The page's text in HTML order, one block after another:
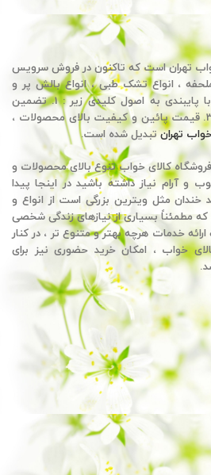
تهران است که تاکنون در فروش سرویس
، انواع تشک طبی ، انواع بالش پر و
بالش الیاف و انواع حوله ، با پایبندی به اصول کلیدی زیر : 1. تضمین
اصالت کالا 2. مشتری مداری 3. قیمت پائین و کیفیت بالای محصولات ،
تهرانتبدیل شده است.
فروشگاه کالای خواب تنوع بالای محصولات و
نیاز داشته باشید در اینجا پیدا
خندان مثل ویترین بزرگی است از انواع و
که مطمئناً بسیاری از نیازهای زندگی شخصی
خدمات هرچه بهتر و متنوع تر ، در کنار
خواب ، امکان خرید حضوری نیز برای